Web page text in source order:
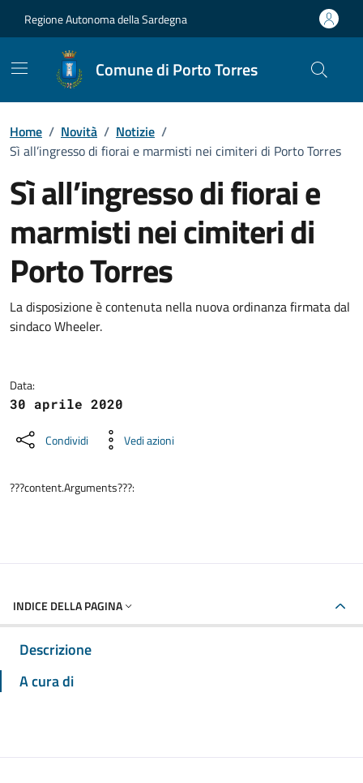
Regione Autonoma della Sardegna
Comune di Porto Torres
Home / Novità / Notizie /
Sì all’ingresso di fiorai e marmisti nei cimiteri di Porto Torres
Sì all’ingresso di fiorai e
marmisti nei cimiteri di
Porto Torres
Dettagli della notizia
La disposizione è contenuta nella nuova ordinanza firmata dal
sindaco Wheeler.
Data:
30 aprile 2020
Condividi Vedi azioni
???content.Arguments???:
INDICE DELLA PAGINA
Descrizione
A cura di